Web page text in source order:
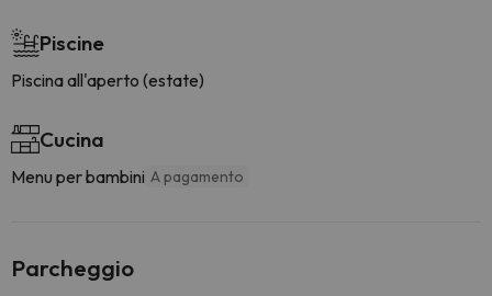
Piscine
Piscina all'aperto (estate)
Cucina
Menu per bambini A pagamento
Parcheggio